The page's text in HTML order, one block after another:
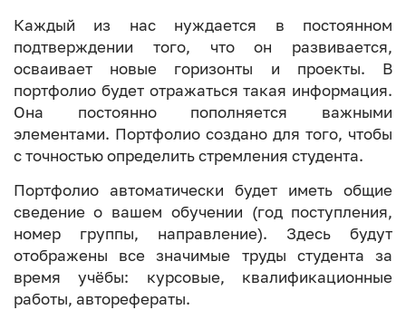
Каждый из нас нуждается в постоянном
подтверждении того, что он развивается,
осваивает новые горизонты и проекты. В
портфолио будет отражаться такая информация.
Она постоянно пополняется важными
элементами. Портфолио создано для того, чтобы
с точностью определить стремления студента.
Портфолио автоматически будет иметь общие
сведение о вашем обучении (год поступления,
номер группы, направление). Здесь будут
отображены все значимые труды студента за
время учёбы: курсовые, квалификационные
работы, авторефераты.